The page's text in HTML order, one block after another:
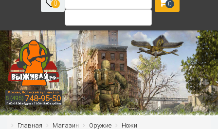
0 0
Главная Магазин Оружие
Ножи